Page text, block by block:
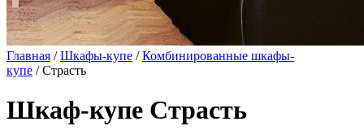
Главная /Шкафы-купе /Комбинированные шкафы-
купе / Страсть
Шкаф-купе Страсть